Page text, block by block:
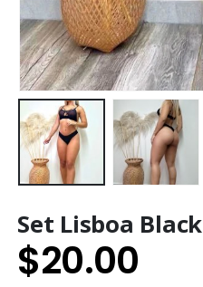
Set Lisboa Black
$20.00